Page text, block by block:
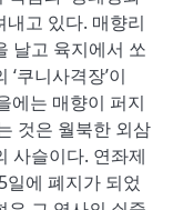
내고 있다. 매향리
날고 육지에서 쏘
쿠니사격장’이
에는 매향이 퍼지
것은 월북한 외삼
사슬이다. 연좌제
에 폐지가 되었